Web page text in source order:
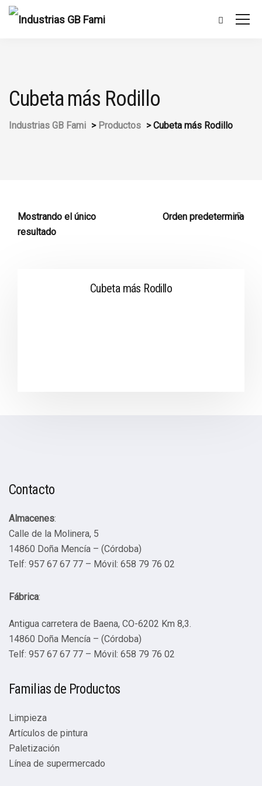
Cubeta más Rodillo
Industrias GB Fami > Productos >Cubeta más Rodillo
Mostrando el único
resultado
Cubeta más Rodillo
Contacto
Almacenes:
Calle de la Molinera, 5
14860 Doña Mencía – (Córdoba)
Telf: 957 67 67 77 – Móvil: 658 79 76 02
Fábrica:
Antigua carretera de Baena, CO-6202 Km 8,3.
14860 Doña Mencía – (Córdoba)
Telf: 957 67 67 77 – Móvil: 658 79 76 02
Familias de Productos
Limpieza
Artículos de pintura
Paletización
Línea de supermercado